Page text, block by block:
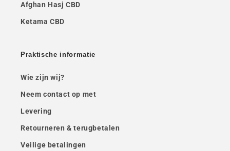
Afghan Hasj CBD
Ketama CBD
Praktische informatie
Wie zijn wij?
Neem contact op met
Levering
Retourneren & terugbetalen
Veilige betalingen